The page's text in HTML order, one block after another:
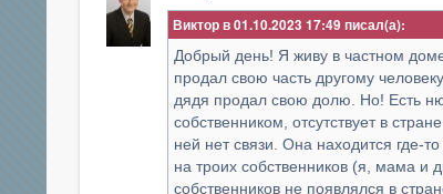
Виктор в 01.10.2023 17:49
Добрый день! Я живу в частном
продал свою часть другому
дядя продал свою долю. Но! Есть
собственником, отсутствует в
ней нет связи. Она находится где-
на троих собственников (я, мама и
собственников не появлялся в